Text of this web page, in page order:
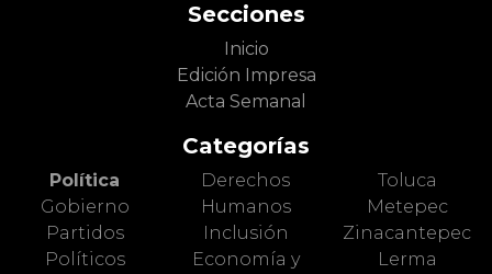
Secciones
Inicio
Edición Impresa
Acta Semanal
Categorías
Política
Gobierno
Partidos
Políticos
Derechos
Humanos
Inclusión
Economía y
Toluca
Metepec
Zinacantepec
Lerma